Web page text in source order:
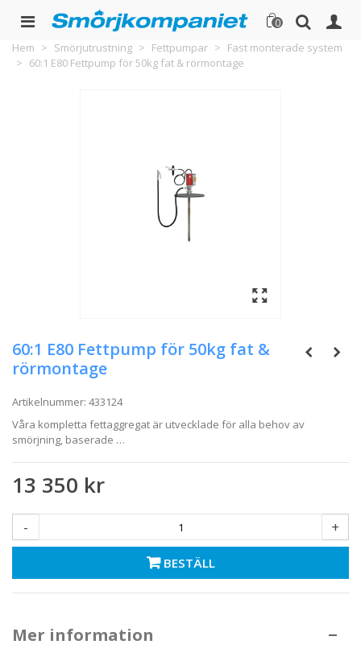
0
Hem > Smörjutrustning > Fettpumpar > Fast monterade system
> 60:1 E80 Fettpump för 50kg fat & rörmontage
60:1 E80 Fettpump för 50kg fat &
rörmontage
Artikelnummer: 433124
Våra kompletta fettaggregat är utvecklade för alla behov av
smörjning, baserade …
13 350 kr
- +
BESTÄLL
Mer information